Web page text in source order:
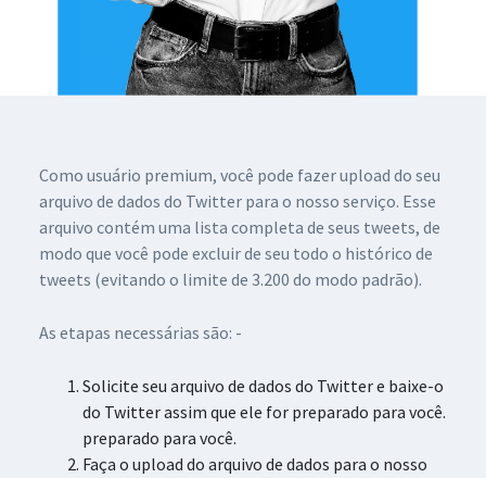
Como usuário premium, você pode fazer upload do seu
arquivo de dados do Twitter para o nosso serviço. Esse
arquivo contém uma lista completa de seus tweets, de
modo que você pode excluir de seu todo o histórico de
tweets (evitando o limite de 3.200 do modo padrão).
As etapas necessárias são: -
Solicite seu arquivo de dados do Twitter e baixe-o
do Twitter assim que ele for preparado para você.
preparado para você.
Faça o upload do arquivo de dados para o nosso